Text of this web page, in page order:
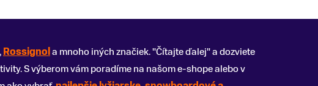
,Rossignola mnoho iných značiek. "Čítajte ďalej" a dozviete
S výberom vám poradíme na našom e-shope alebo v